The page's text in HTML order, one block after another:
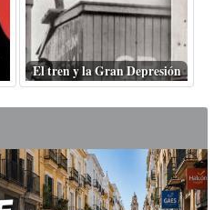
El tren y la Gran Depresión